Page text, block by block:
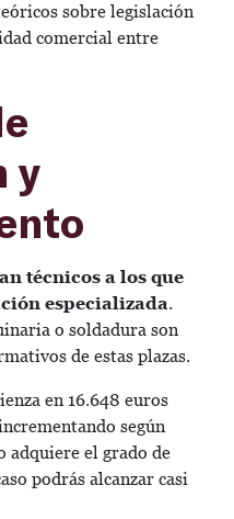
sobre legislación
comercial entre
y
técnicos a los que
especializada.
o soldadura son
de estas plazas.
en 16.648 euros
según
adquiere el grado de
podrás alcanzar casi